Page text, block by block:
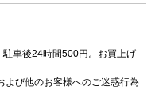
車後24時間500円。お買上げ
よび他のお客様へのご迷惑行為